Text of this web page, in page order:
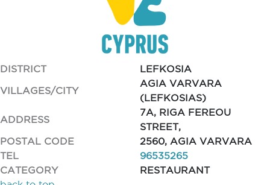
DISTRICT
LEFKOSIA
VILLAGES/CITY
AGIA VARVARA
(LEFKOSIAS)
ADDRESS
7A, RIGA FEREOU
STREET,
POSTAL CODE
2560, AGIA VARVARA
TEL
96535265
CATEGORY
RESTAURANT